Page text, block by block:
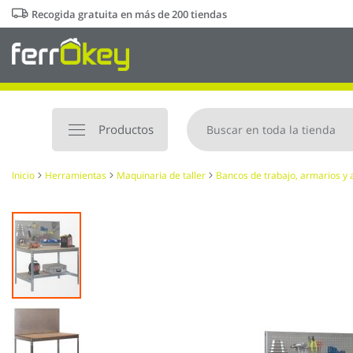
Ir
al
contenido
Recogida gratuita en más de 200 tiendas
Productos
Inicio Herramientas Maquinaria de taller Bancos de trabajo, armarios y
Saltar
al
final
la
galería
de
imágenes